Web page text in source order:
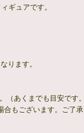
ギュアです。
ります。
（あくまでも目安です。
合もございます。ご了承